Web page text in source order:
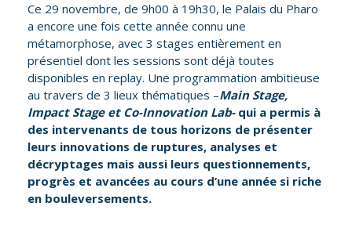
Ce 29 novembre, de 9h00 à 19h30, le Palais du Pharo
a encore une fois cette année connu une
métamorphose, avec 3 stages entièrement en
présentiel dont les sessions sont déjà toutes
disponibles en replay. Une programmation ambitieuse
au travers de 3 lieux thématiques –Main Stage,
Impact Stage et Co-Innovation Lab-qui a permis à
des intervenants de tous horizons de présenter
leurs innovations de ruptures, analyses et
décryptages mais aussi leurs questionnements,
progrès et avancées au cours d’une année si riche
en bouleversements.